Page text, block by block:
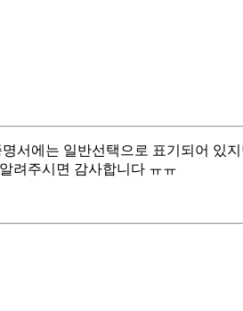
서에는 일반선택으로 표기되어 있
려주시면 감사합니다 ㅠㅠ